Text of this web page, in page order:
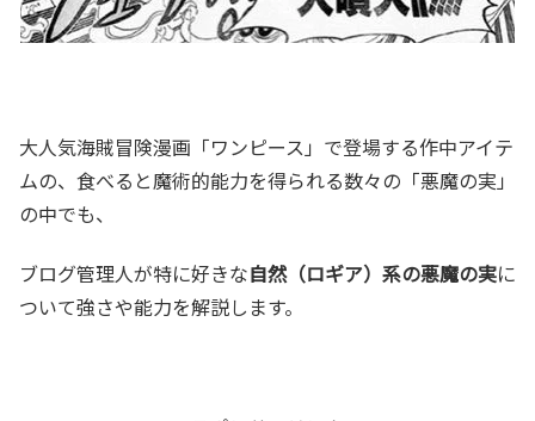
大人気海賊冒険漫画「ワンピース」で登場する作中アイテ
ムの、食べると魔術的能力を得られる数々の「悪魔の実」
の中でも、
ブログ管理人が特に好きな自然（ロギア）系の悪魔の実に
ついて強さや能力を解説します。